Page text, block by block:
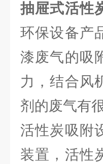
抽屉式活性
环保设备产
漆废气的吸
力，结合风
剂的废气有
活性炭吸附
装置，活性